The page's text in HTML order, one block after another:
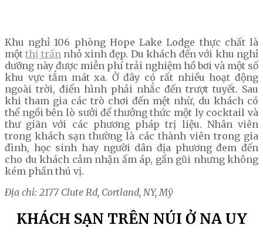
Khu nghỉ 106 phòng Hope Lake Lodge thực chất là
mộtthị trấn nhỏ xinh đẹp. Du khách đến với khu nghỉ
dưỡng này được miễn phí trải nghiệm hồ bơi và một số
khu vực tắm mát xa. Ở đây có rất nhiều hoạt động
ngoài trời, điển hình phải nhắc đến trượt tuyết. Sau
khi tham gia các trò chơi đến mệt nhừ, du khách có
thể ngồi bên lò sưởi để thưởng thức một ly cocktail và
thư giãn với các phương pháp trị liệu. Nhân viên
trong khách sạn thường là các thành viên trong gia
đình, học sinh hay người dân địa phương đem đến
cho du khách cảm nhận ấm áp, gần gũi nhưng không
kém phần thú vị.
Địa chỉ: 2177 Clute Rd, Cortland, NY, Mỹ
KHÁCH SẠN TRÊN NÚI Ở NA UY